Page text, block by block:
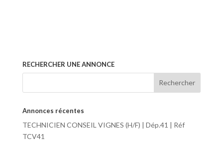
RECHERCHER UNE ANNONCE
Annonces récentes
TECHNICIEN CONSEIL VIGNES (H/F) | Dép.41 | Réf
TCV41